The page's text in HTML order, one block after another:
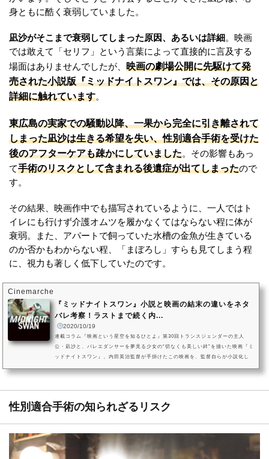
身ともに酷く衰弱していました。
凪沙がそこまで衰弱してしまった原因、あるいは詳細 。映画
では敢えて「セリフ」という言葉によって直接的に言及する
場面はありませんでしたが、 映画の劇場公開に先駆けて発
売された小説版『ミッドナイトスワン』では、その原因と
詳細に触れています。
東広島の実家での騒動以降、一果から完全に引き離されて
しまった凪沙は生きる希望を失い、性別適合手術を受けた
後のアフターケアも疎かにしていました。その影響もあっ
て手術のリスクとして含まれる後遺症が出てしまったので
す。
その結果、映画作中でも描写されているように、一人ではト
イレにも行けず介護オムツを履かなくてはならない程に体が
衰弱。また、アパートで飼っていた水槽の金魚が生きている
のか否かもわからない程、「まぼろし」すらも見てしまう程
に、視力も著しく低下していたのです。
Cinemarche
『ミッドナイトスワン』小説と映画の結末の違いをネタ
バレ考察！ラストまで続く内...
2020/10/19
連載コラム『映画という星空を知るひとよ』第30回トランスジェンダーの主人
公・凪沙と、バレエダンサーを夢見る少女の“切なくも美しい絆”を描いた映画『ミ
ッドナイトスワン』。内田英治監督が手掛けたこの映画を、監督自らが小説化し
性別適合手術の知られざるリスク